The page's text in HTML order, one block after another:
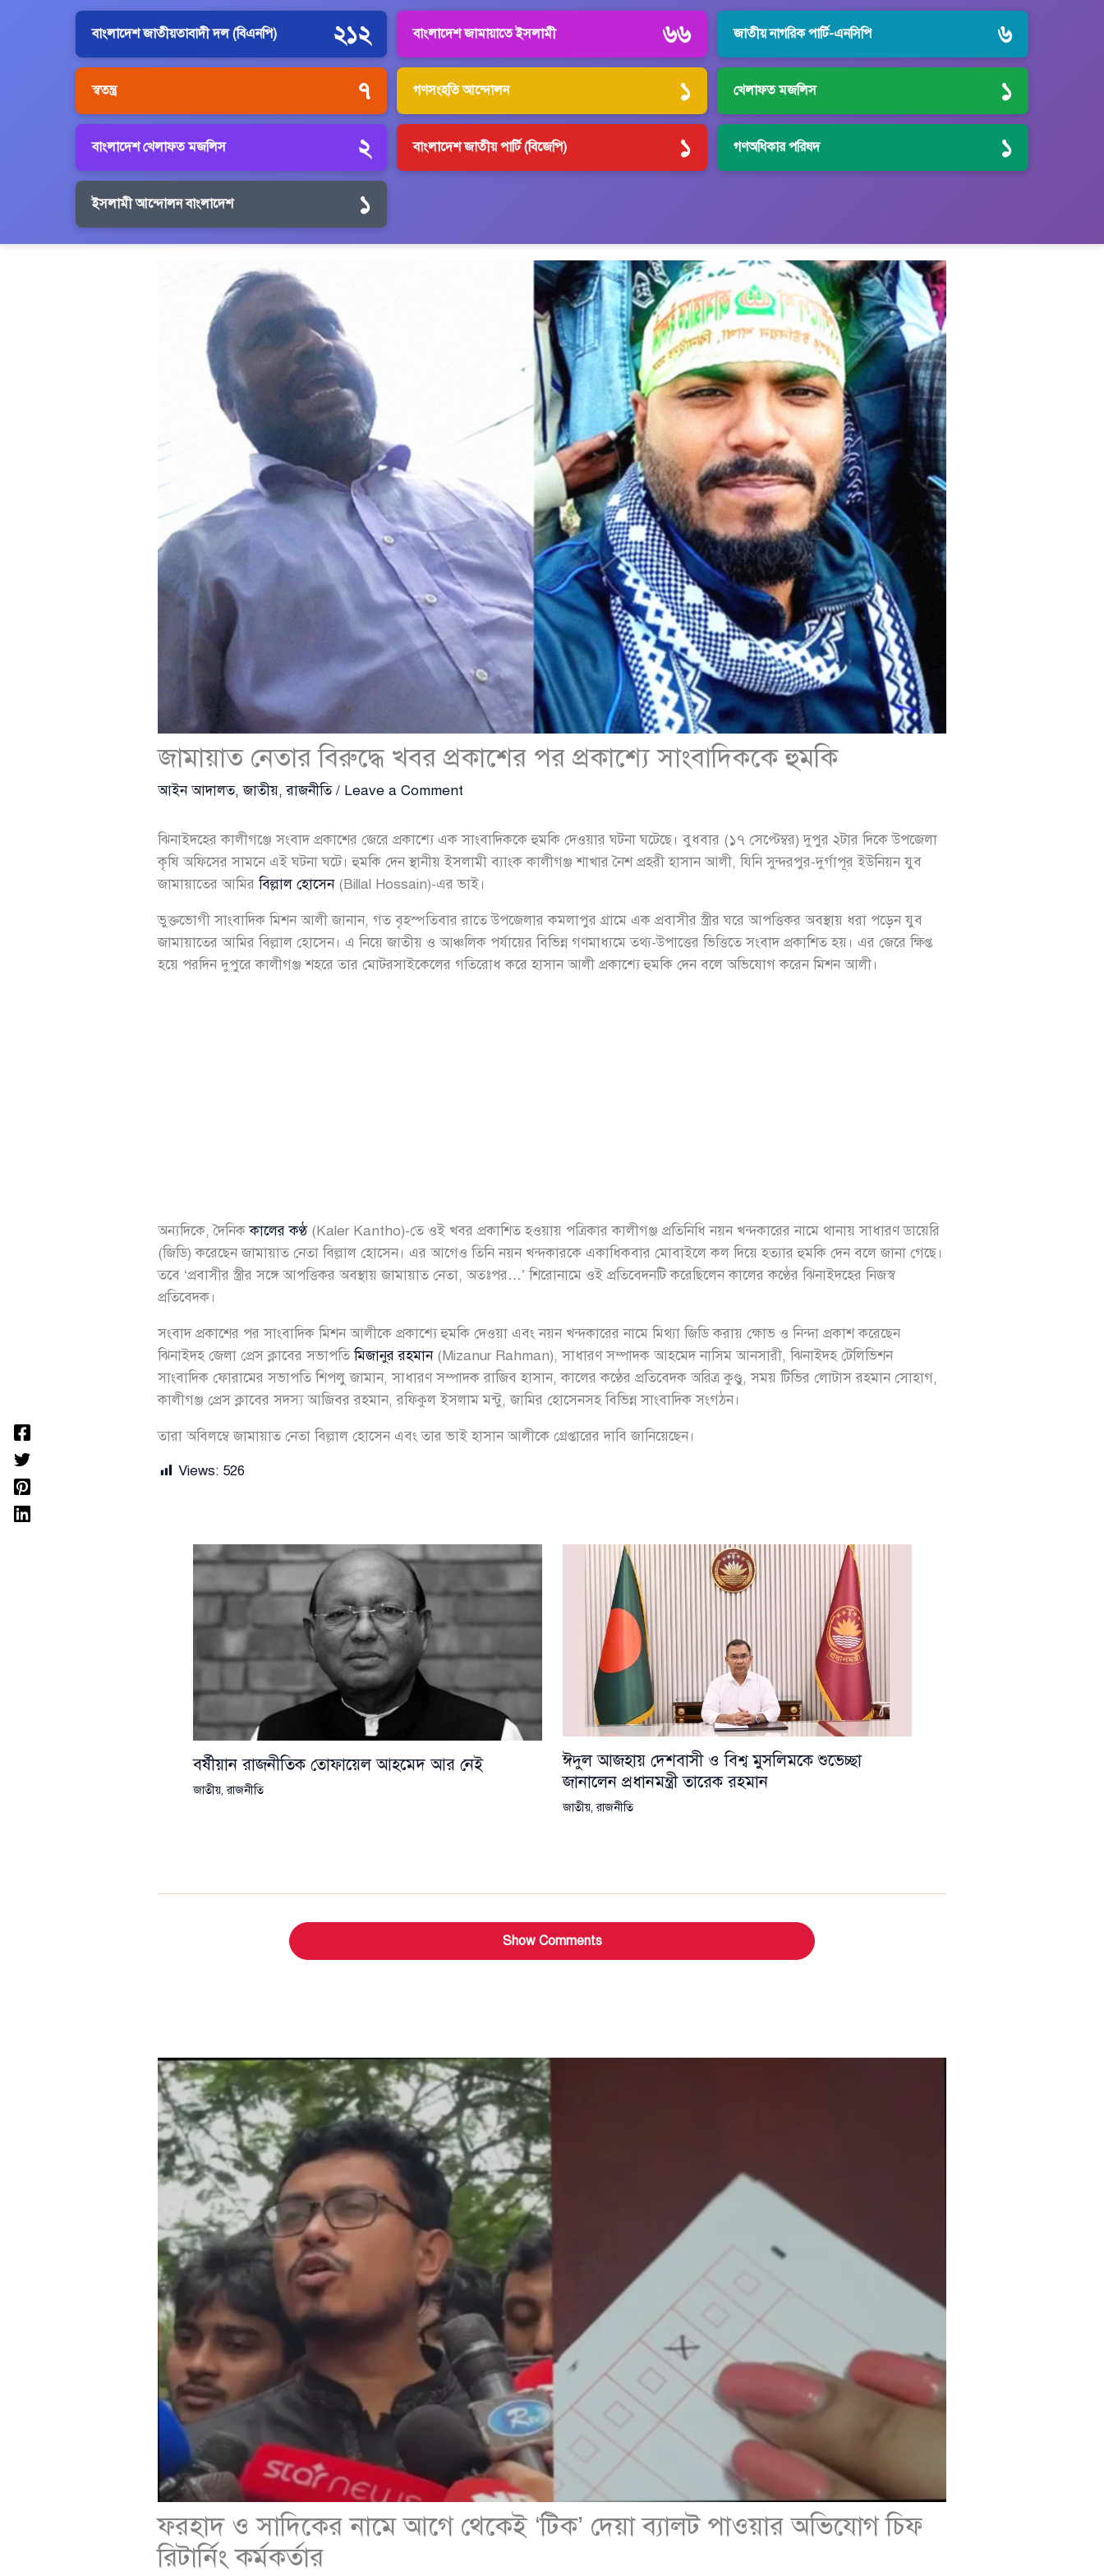
বাংলাদেশ জাতীয়তাবাদী দল (বিএনপি) ২১২ বাংলাদেশ জামায়াতে ইসলামী ৬৬ জাতীয় নাগরিক পার্টি-এনসিপি ৬
স্বতন্ত্র ৭ গণসংহতি আন্দোলন ১ খেলাফত মজলিস ১
বাংলাদেশ খেলাফত মজলিস ২ বাংলাদেশ জাতীয় পার্টি (বিজেপি) ১ গণঅধিকার পরিষদ ১
ইসলামী আন্দোলন বাংলাদেশ ১
জামায়াত নেতার বিরুদ্ধে খবর প্রকাশের পর প্রকাশ্যে সাংবাদিককে হুমকি
আইন আদালত,জাতীয়,রাজনীতি/ Leave a Comment
ঝিনাইদহের কালীগঞ্জে সংবাদ প্রকাশের জেরে প্রকাশ্যে এক সাংবাদিককে হুমকি দেওয়ার ঘটনা ঘটেছে। বুধবার (১৭ সেপ্টেম্বর) দুপুর ২টার দিকে উপজেলা
কৃষি অফিসের সামনে এই ঘটনা ঘটে। হুমকি দেন স্থানীয় ইসলামী ব্যাংক কালীগঞ্জ শাখার নৈশ প্রহরী হাসান আলী, যিনি সুন্দরপুর-দুর্গাপূর ইউনিয়ন যুব
জামায়াতের আমিরবিল্লাল হোসেন(Billal Hossain)-এর ভাই।
ভুক্তভোগী সাংবাদিক মিশন আলী জানান, গত বৃহস্পতিবার রাতে উপজেলার কমলাপুর গ্রামে এক প্রবাসীর স্ত্রীর ঘরে আপত্তিকর অবস্থায় ধরা পড়েন যুব
জামায়াতের আমির বিল্লাল হোসেন। এ নিয়ে জাতীয় ও আঞ্চলিক পর্যায়ের বিভিন্ন গণমাধ্যমে তথ্য-উপাত্তের ভিত্তিতে সংবাদ প্রকাশিত হয়। এর জেরে ক্ষিপ্ত
হয়ে পরদিন দুপুরে কালীগঞ্জ শহরে তার মোটরসাইকেলের গতিরোধ করে হাসান আলী প্রকাশ্যে হুমকি দেন বলে অভিযোগ করেন মিশন আলী।
অন্যদিকে, দৈনিককালের কণ্ঠ(Kaler Kantho)-তে ওই খবর প্রকাশিত হওয়ায় পত্রিকার কালীগঞ্জ প্রতিনিধি নয়ন খন্দকারের নামে থানায় সাধারণ ডায়েরি
(জিডি) করেছেন জামায়াত নেতা বিল্লাল হোসেন। এর আগেও তিনি নয়ন খন্দকারকে একাধিকবার মোবাইলে কল দিয়ে হত্যার হুমকি দেন বলে জানা গেছে।
তবে ‘প্রবাসীর স্ত্রীর সঙ্গে আপত্তিকর অবস্থায় জামায়াত নেতা, অতঃপর…’ শিরোনামে ওই প্রতিবেদনটি করেছিলেন কালের কণ্ঠের ঝিনাইদহের নিজস্ব
প্রতিবেদক।
সংবাদ প্রকাশের পর সাংবাদিক মিশন আলীকে প্রকাশ্যে হুমকি দেওয়া এবং নয়ন খন্দকারের নামে মিথ্যা জিডি করায় ক্ষোভ ও নিন্দা প্রকাশ করেছেন
ঝিনাইদহ জেলা প্রেস ক্লাবের সভাপতিমিজানুর রহমান(Mizanur Rahman), সাধারণ সম্পাদক আহমেদ নাসিম আনসারী, ঝিনাইদহ টেলিভিশন
সাংবাদিক ফোরামের সভাপতি শিপলু জামান, সাধারণ সম্পাদক রাজিব হাসান, কালের কণ্ঠের প্রতিবেদক অরিত্র কুণ্ডু, সময় টিভির লোটাস রহমান সোহাগ,
কালীগঞ্জ প্রেস ক্লাবের সদস্য আজিবর রহমান, রফিকুল ইসলাম মন্টু, জামির হোসেনসহ বিভিন্ন সাংবাদিক সংগঠন।
তারা অবিলম্বে জামায়াত নেতা বিল্লাল হোসেন এবং তার ভাই হাসান আলীকে গ্রেপ্তারের দাবি জানিয়েছেন।
Views: 526
বর্ষীয়ান রাজনীতিক তোফায়েল আহমেদ আর নেই
জাতীয়,রাজনীতি
ঈদুল আজহায় দেশবাসী ও বিশ্ব মুসলিমকে শুভেচ্ছা
জানালেন প্রধানমন্ত্রী তারেক রহমান
জাতীয়,রাজনীতি
Show Comments
ফরহাদ ও সাদিকের নামে আগে থেকেই ‘টিক’ দেয়া ব্যালট পাওয়ার অভিযোগ চিফ
রিটার্নিং কর্মকর্তার